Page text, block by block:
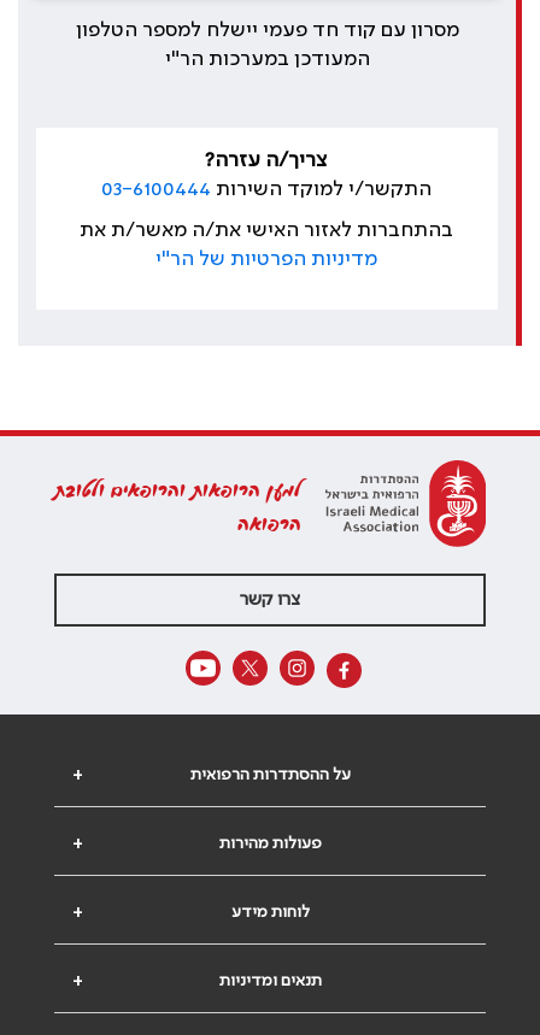
מסרון עם קוד חד פעמי יישלח למספר הטלפון
המעודכן במערכות הר"י
צריך/ה עזרה?
התקשר/י למוקד השירות 03-6100444
בהתחברות לאזור האישי את/ה מאשר/ת את
מדיניות הפרטיות של הר"י
למען הרופאות והרופאים ולטובת
הרפואה
צרו קשר
+ על ההסתדרות הרפואית
+ פעולות מהירות
+ לוחות מידע
+ תנאים ומדיניות